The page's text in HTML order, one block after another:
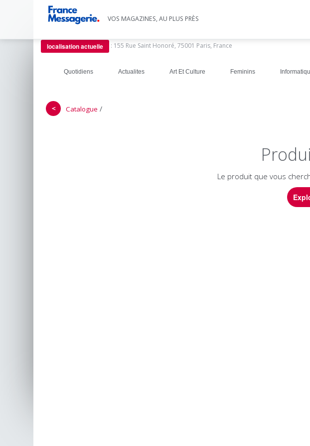
VOS MAGAZINES, AU PLUS PRÈS
localisation actuelle : 155 Rue Saint Honoré, 75001 Paris, France
Quotidiens Actualites Art Et Culture Feminins
＜ Catalogue /
Le produit que vous